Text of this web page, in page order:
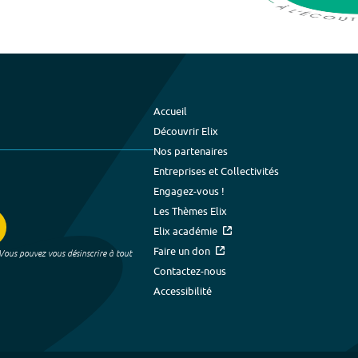
pouvez vous désinscrire à tout
Accueil
Découvrir Elix
Nos partenaires
Entreprises et Collectivités
Engagez-vous !
Les Thèmes Elix
Elix académie
Faire un don
Contactez-nous
Accessibilité